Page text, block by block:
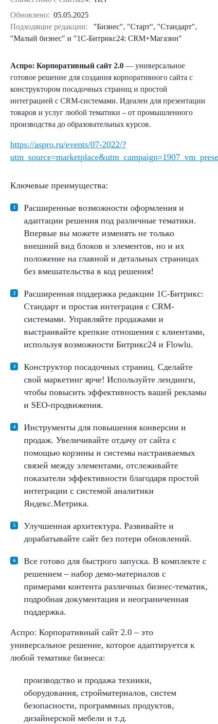
Обновлено: 05.05.2025
Подходящие редакции:
"Бизнес", "Старт", "Стандарт",
"Малый бизнес" и "1С-Битрикс24: CRM+Магазин"
Аспро: Корпоративный сайт 2.0 — универсальное
готовое решение для создания корпоративного сайта с
конструктором посадочных страниц и простой
интеграцией с CRM-системами. Идеален для презентации
товаров и услуг любой тематики – от промышленного
производства до образовательных курсов.
https://aspro.ru/events/07-2022/?
Ключевые преимущества:
Расширенные возможности оформления и
адаптации решения под различные тематики.
Впервые вы можете изменять не только
внешний вид блоков и элементов, но и их
положение на главной и детальных страницах
без вмешательства в код решения!
Расширенная поддержка редакции 1С-Битрикс:
Стандарт и простая интеграция с CRM-
системами. Управляйте продажами и
выстраивайте крепкие отношения с клиентами,
используя возможности Битрикс24 и Flowlu.
Конструктор посадочных страниц. Сделайте
свой маркетинг ярче! Используйте лендинги,
чтобы повысить эффективность вашей рекламы
и SEO-продвижения.
Инструменты для повышения конверсии и
продаж. Увеличивайте отдачу от сайта с
помощью корзины и системы настраиваемых
связей между элементами, отслеживайте
показатели эффективности благодаря простой
интеграции с системой аналитики
Яндекс.Метрика.
Улучшенная архитектура. Развивайте и
дорабатывайте сайт без потери обновлений.
Все готово для быстрого запуска. В комплекте с
решением – набор демо-материалов с
примерами контента различных бизнес-тематик,
подробная документация и неограниченная
поддержка.
Аспро: Корпоративный сайт 2.0 – это
универсальное решение, которое адаптируется к
любой тематике бизнеса:
производство и продажа техники,
оборудования, стройматериалов, систем
безопасности, программных продуктов,
дизайнерской мебели и т.д.